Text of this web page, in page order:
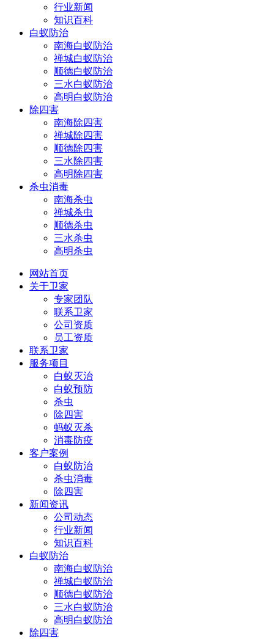
行业新闻
知识百科
白蚁防治
南海白蚁防治
禅城白蚁防治
顺德白蚁防治
三水白蚁防治
高明白蚁防治
除四害
南海除四害
禅城除四害
顺德除四害
三水除四害
高明除四害
杀虫消毒
南海杀虫
禅城杀虫
顺德杀虫
三水杀虫
高明杀虫
网站首页
关于卫家
专家团队
联系卫家
公司资质
员工资质
联系卫家
服务项目
白蚁灭治
白蚁预防
杀虫
除四害
蚂蚁灭杀
消毒防疫
客户案例
白蚁防治
杀虫消毒
除四害
新闻资讯
公司动态
行业新闻
知识百科
白蚁防治
南海白蚁防治
禅城白蚁防治
顺德白蚁防治
三水白蚁防治
高明白蚁防治
除四害